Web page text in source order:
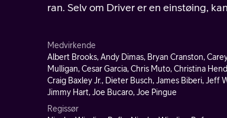
ran. Selv om Driver er en einstøing,
Medvirkende
Albert Brooks, Andy Dimas, Bryan Cranston,
Mulligan, Cesar Garcia, Chris Muto, Christina
Craig Baxley Jr., Dieter Busch, James Biberi, Jeff
Jimmy Hart, Joe Bucaro, Joe Pingue
Regissør